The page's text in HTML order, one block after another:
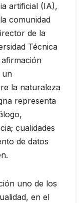
artificial (IA),
comunidad
de la
Técnica
un
la naturaleza
representa
cualidades
de datos
uno de los
en el